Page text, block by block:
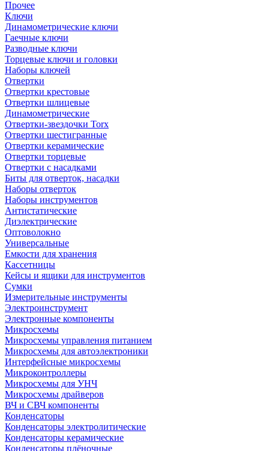
Прочее
Ключи
Динамометрические ключи
Гаечные ключи
Разводные ключи
Торцевые ключи и головки
Наборы ключей
Отвертки
Отвертки крестовые
Отвертки шлицевые
Динамометрические
Отвертки-звездочки Torx
Отвертки шестигранные
Отвертки керамические
Отвертки торцевые
Отвертки с насадками
Биты для отверток, насадки
Наборы отверток
Наборы инструментов
Антистатические
Диэлектрические
Оптоволокно
Универсальные
Емкости для хранения
Кассетницы
Кейсы и ящики для инструментов
Сумки
Измерительные инструменты
Электроинструмент
Электронные компоненты
Микросхемы
Микросхемы управления питанием
Микросхемы для автоэлектроники
Интерфейсные микросхемы
Микроконтроллеры
Микросхемы для УНЧ
Микросхемы драйверов
ВЧ и СВЧ компоненты
Конденсаторы
Конденсаторы электролитические
Конденсаторы керамические
Конденсаторы плёночные